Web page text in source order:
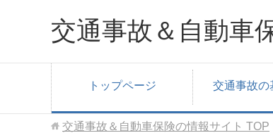
交通事故＆自動車
トップページ 交通事故の
交通事故＆自動車保険の情報サイト TOP